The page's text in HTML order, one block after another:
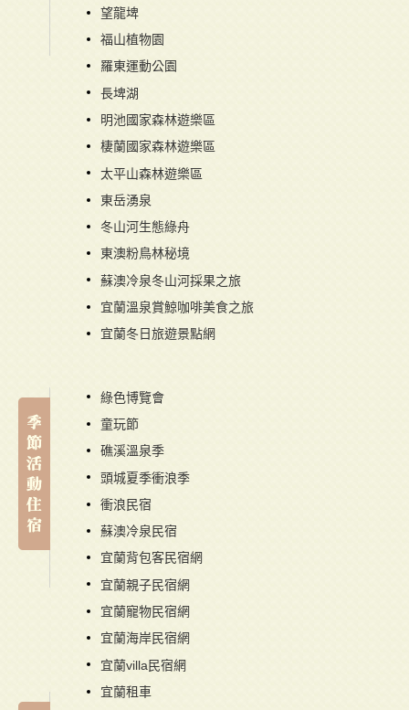
望龍埤
福山植物園
羅東運動公園
長埤湖
明池國家森林遊樂區
棲蘭國家森林遊樂區
太平山森林遊樂區
東岳湧泉
冬山河生態綠舟
東澳粉鳥林秘境
蘇澳冷泉冬山河採果之旅
宜蘭溫泉賞鯨咖啡美食之旅
宜蘭冬日旅遊景點網
綠色博覽會
童玩節
礁溪溫泉季
頭城夏季衝浪季
衝浪民宿
蘇澳冷泉民宿
宜蘭背包客民宿網
宜蘭親子民宿網
宜蘭寵物民宿網
宜蘭海岸民宿網
宜蘭villa民宿網
宜蘭租車